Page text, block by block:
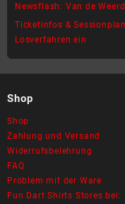
Newsflash: Van de
Ticketinfos &
Losverfahren ein
Shop
Shop
Zahlung und Versand
Widerrufsbelehrung
FAQ
Problem mit der Ware
Fun Dart Shirts Stores bei: